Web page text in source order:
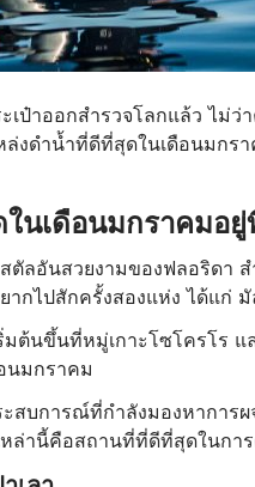
ะเป๋าออกสำรวจโลกแล้ว ไ
ล่งดำน้ำที่ดีที่สุดในเดือนม
นเดือนมกราคมอยู่
ลอันสวยงามของฟลอริดา
กไปสักครั้งสองแห่ง ได้แก่ มั
ต้นขึ้นที่หมู่เกาะโซโครโร แ
นมกราคม
สบการณ์ที่กำลังมองหาการ
ล่านี้คือสถานที่ที่ดีที่สุดในกา